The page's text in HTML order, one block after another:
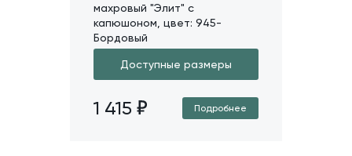
махровый "Элит" с
капюшоном, цвет: 945-
Бордовый
Доступные размеры
1 415 Подробнее